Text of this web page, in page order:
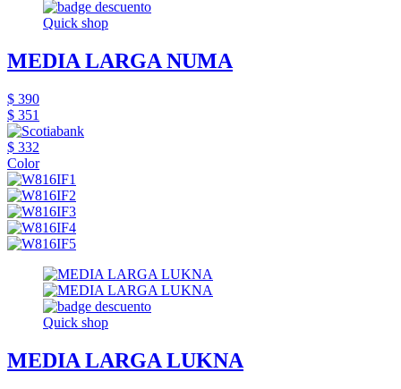
Quick shop
MEDIA LARGA NUMA
$ 390
$ 351
$ 332
Color
Quick shop
MEDIA LARGA LUKNA